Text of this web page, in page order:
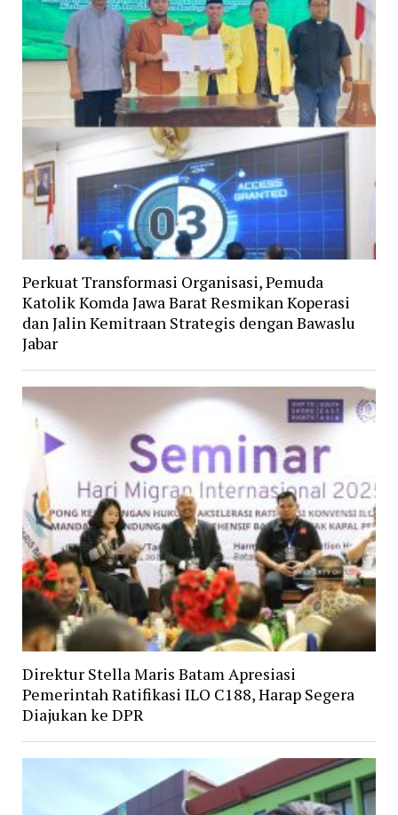
Perkuat Transformasi Organisasi, Pemuda
Katolik Komda Jawa Barat Resmikan Koperasi
dan Jalin Kemitraan Strategis dengan Bawaslu
Jabar
Direktur Stella Maris Batam Apresiasi
Pemerintah Ratifikasi ILO C188, Harap Segera
Diajukan ke DPR